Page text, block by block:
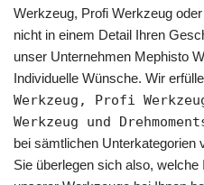
Werkzeug, Profi Werkzeug
nicht in einem Detail Ihren
unser Unternehmen Mephisto
Individuelle Wünsche. Wir
Werkzeug, Profi
Werkzeug und
bei sämtlichen Unterkategorien
Sie überlegen sich also,